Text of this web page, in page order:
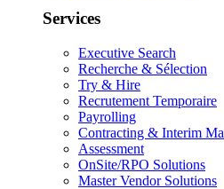
Services
Executive Search
Recherche & Sélection
Try & Hire
Recrutement Temporaire
Payrolling
Contracting & Interim
Assessment
OnSite/RPO Solutions
Master Vendor Solutions